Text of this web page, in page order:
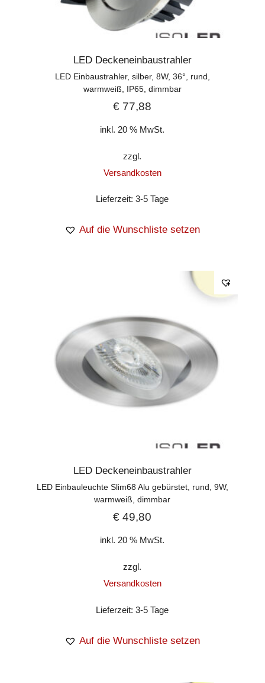
LED Deckeneinbaustrahler
LED Einbaustrahler, silber, 8W, 36°, rund,
warmweiß, IP65, dimmbar
€ 77,88
inkl. 20 % MwSt.
zzgl.
Versandkosten
Lieferzeit:3-5 Tage
Auf die Wunschliste setzen
LED Deckeneinbaustrahler
LED Einbauleuchte Slim68 Alu gebürstet, rund, 9W,
warmweiß, dimmbar
€ 49,80
inkl. 20 % MwSt.
zzgl.
Versandkosten
Lieferzeit:3-5 Tage
Auf die Wunschliste setzen